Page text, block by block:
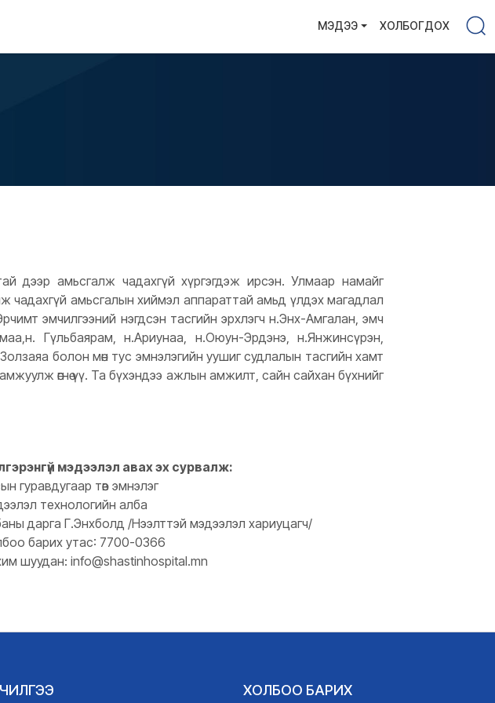
МЭДЭЭ ХОЛБОГДОХ
дээр амьсгалж чадахгүй хүргэгдэж ирсэн. Улмаар намайг
чадахгүй амьсгалын хиймэл аппараттай амьд үлдэх магадлал
эмчилгээний нэгдсэн тасгийн эрхлэгч н.Энх-Амгалан, эмч
Гүльбаярам, н.Ариунаа, н.Оюун-Эрдэнэ, н.Янжинсүрэн,
болон мөн тус эмнэлэгийн уушиг судлалын тасгийн хамт
өгнө үү. Та бүхэндээ ажлын амжилт, сайн сайхан бүхнийг
мэдээлэл авах эх сурвалж:
гуравдугаар төв эмнэлэг
технологийн алба
дарга Г.Энхболд /Нээлттэй мэдээлэл хариуцагч/
барих утас: 7700-0366
шуудан: info@shastinhospital.mn
ХОЛБОО БАРИХ